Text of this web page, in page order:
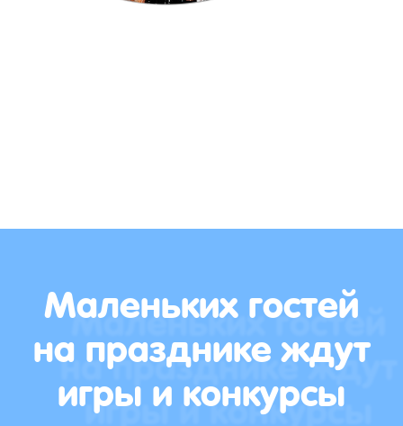
Маленьких гостей
на празднике ждут
игры и конкурсы